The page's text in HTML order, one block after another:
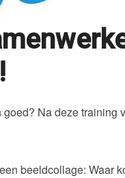
Na deze training
beeldcollage: Waar